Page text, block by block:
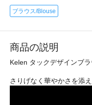
ブラウス/Blouse
商品の説明
Kelen タックデザインブ
さりげなく華やかさを添